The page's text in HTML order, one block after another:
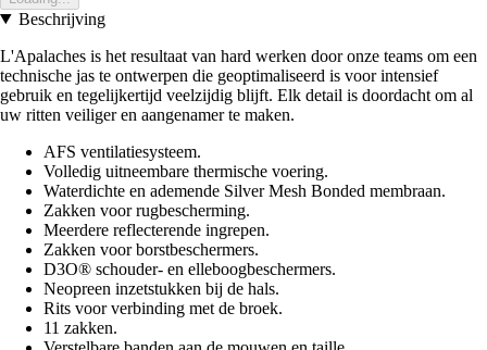
Beschrijving
L'Apalaches is het resultaat van hard werken door onze teams om een
technische jas te ontwerpen die geoptimaliseerd is voor intensief
gebruik en tegelijkertijd veelzijdig blijft. Elk detail is doordacht om al
uw ritten veiliger en aangenamer te maken.
AFS ventilatiesysteem.
Volledig uitneembare thermische voering.
Waterdichte en ademende Silver Mesh Bonded membraan.
Zakken voor rugbescherming.
Meerdere reflecterende ingrepen.
Zakken voor borstbeschermers.
D3O® schouder- en elleboogbeschermers.
Neopreen inzetstukken bij de hals.
Rits voor verbinding met de broek.
11 zakken.